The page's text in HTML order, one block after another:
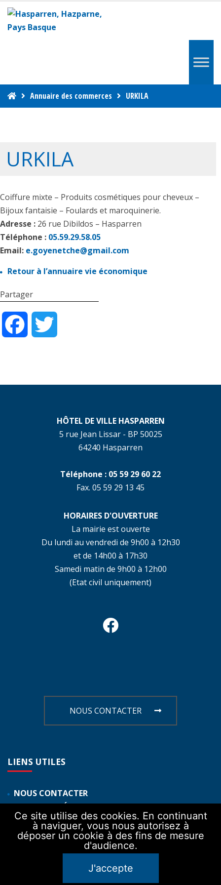
Annuaire des commerces URKILA
URKILA
Coiffure mixte – Produits cosmétiques pour cheveux –
Bijoux fantaisie – Foulards et maroquinerie.
Adresse : 26 rue Dibildos – Hasparren
Téléphone : 05.59.29.58.05
Email: e.goyenetche@gmail.com
Retour à l’annuaire vie économique
Partager
Facebook
HÔTEL DE VILLE HASPARREN
5 rue Jean Lissar - BP 50025
64240 Hasparren
Téléphone : 05 59 29 60 22
Fax. 05 59 29 13 45
HORAIRES D'OUVERTURE
La mairie est ouverte
Du lundi au vendredi de 9h00 à 12h30
et de 14h00 à 17h30
Samedi matin de 9h00 à 12h00
(Etat civil uniquement)
NOUS CONTACTER
LIENS UTILES
NOUS CONTACTER
MENTIONS LÉGALES
POLITIQUE DE CONFIDENTIALITE
DECLARATION DE CONFORMITE
Ce site utilise des cookies. En continuant
à naviguer, vous nous autorisez à
déposer un cookie à des fins de mesure
d'audience.
J'accepte